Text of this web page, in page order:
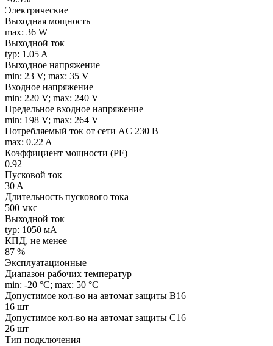
Электрические
Выходная мощность
max: 36 W
Выходной ток
typ: 1.05 A
Выходное напряжение
min: 23 V; max: 35 V
Входное напряжение
min: 220 V; max: 240 V
Предельное входное напряжение
min: 198 V; max: 264 V
Потребляемый ток от сети AC 230 В
max: 0.22 A
Коэффициент мощности (PF)
0.92
Пусковой ток
30 A
Длительность пускового тока
500 мкс
Выходной ток
typ: 1050 мA
КПД, не менее
87 %
Эксплуатационные
Диапазон рабочих температур
min: -20 °C; max: 50 °C
Допустимое кол-во на автомат защиты B16
16 шт
Допустимое кол-во на автомат защиты C16
26 шт
Тип подключения